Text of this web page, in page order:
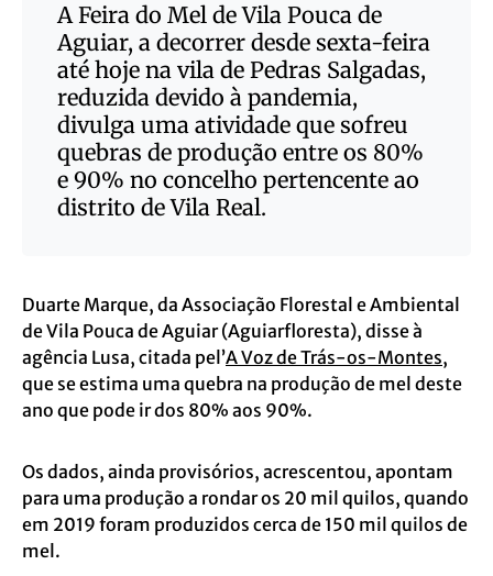
A Feira do Mel de Vila Pouca de
Aguiar, a decorrer desde sexta-feira
até hoje na vila de Pedras Salgadas,
reduzida devido à pandemia,
divulga uma atividade que sofreu
quebras de produção entre os 80%
e 90% no concelho pertencente ao
distrito de Vila Real.
Duarte Marque, da Associação Florestal e Ambiental
de Vila Pouca de Aguiar (Aguiarfloresta), disse à
agência Lusa, citada pel’A Voz de Trás-os-Montes,
que se estima uma quebra na produção de mel deste
ano que pode ir dos 80% aos 90%.
Os dados, ainda provisórios, acrescentou, apontam
para uma produção a rondar os 20 mil quilos, quando
em 2019 foram produzidos cerca de 150 mil quilos de
mel.